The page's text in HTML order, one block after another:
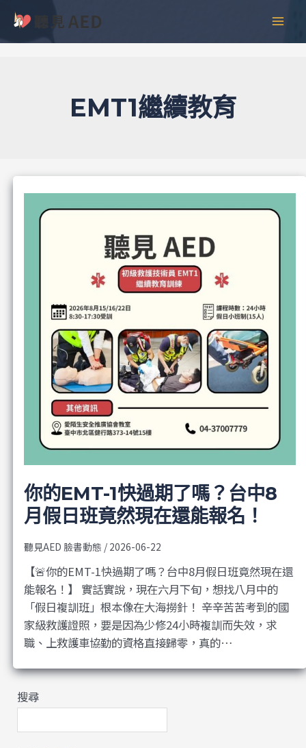
主
EMT1繼續教育
你的EMT-1快過期了嗎？台中8
月假日班竟然現在還能報名！
聽見AED 臉書動態 / 2026-06-22
【🚨你的EMT-1快過期了嗎？台中8月假日班竟然現在還
能報名！】 實話實說，現在六月下旬，想找八月中的
「假日複訓班」根本像在大海撈針！ 辛辛苦苦考到的國
家級救護證照，要是因為少修24小時複訓而失效，求
職、上救護車協勤的資格直接歸零，真的…
搜尋
彙
整